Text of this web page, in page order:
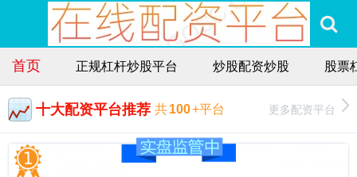
首页 正规杠杆炒股平台 炒股配资炒股 股票
十大配资平台推荐 共100+平台 更多配资平台